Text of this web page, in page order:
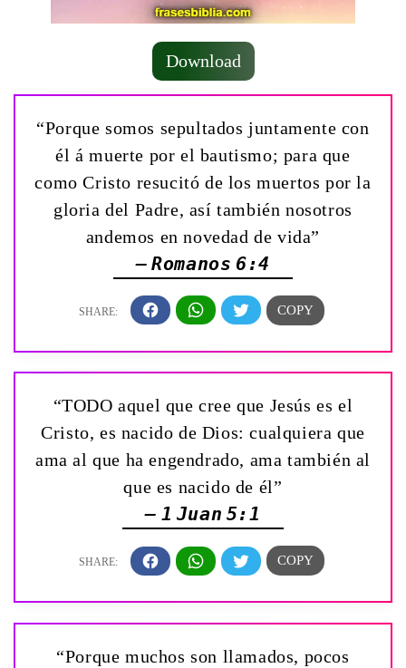
Download
“Porque somos sepultados juntamente con
él á muerte por el bautismo; para que
como Cristo resucitó de los muertos por la
gloria del Padre, así también nosotros
andemos en novedad de vida”
— Romanos 6:4
“TODO aquel que cree que Jesús es el
Cristo, es nacido de Dios: cualquiera que
ama al que ha engendrado, ama también al
que es nacido de él”
— 1 Juan 5:1
“Porque muchos son llamados, pocos